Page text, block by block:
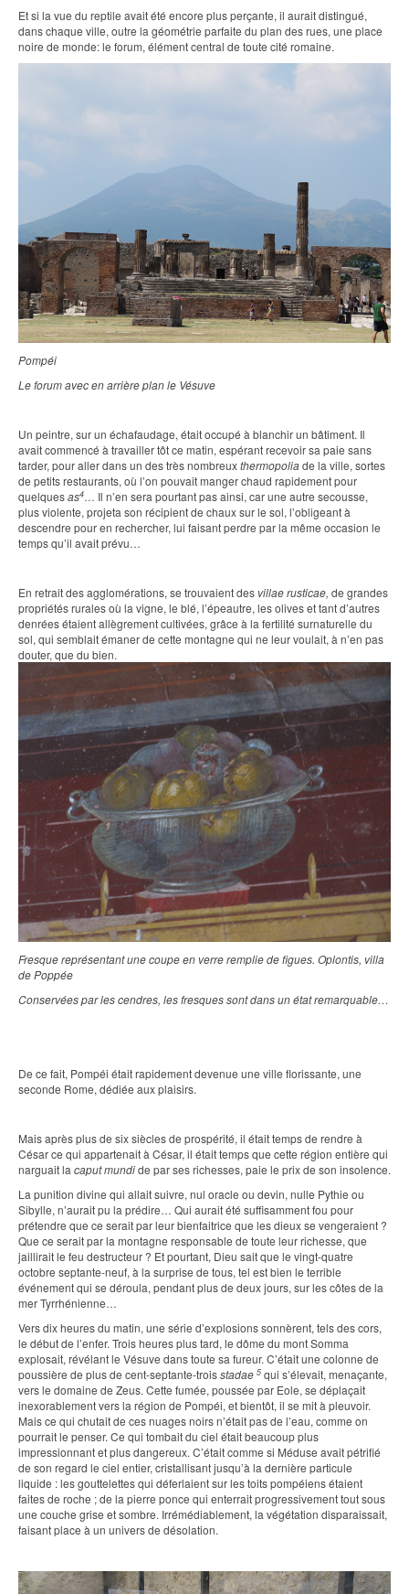
Et si la vue du reptile avait été encore plus perçante, il aurait distingué,
dans chaque ville, outre la géométrie parfaite du plan des rues, une place
noire de monde: le forum, élément central de toute cité romaine.
Pompéi
Le forum avec en arrière plan le Vésuve
Un peintre, sur un échafaudage, était occupé à blanchir un bâtiment. Il
avait commencé à travailler tôt ce matin, espérant recevoir sa paie sans
tarder, pour aller dans un des très nombreuxthermopoliade la ville, sortes
de petits restaurants, où l’on pouvait manger chaud rapidement pour
quelquesas4… Il n’en sera pourtant pas ainsi, car une autre secousse,
plus violente, projeta son récipient de chaux sur le sol, l’obligeant à
descendre pour en rechercher, lui faisant perdre par la même occasion le
temps qu’il avait prévu…
En retrait des agglomérations, se trouvaient des villae rusticae, de grandes
propriétés rurales où la vigne, le blé, l’épeautre, les olives et tant d’autres
denrées étaient allègrement cultivées, grâce à la fertilité surnaturelle du
sol, qui semblait émaner de cette montagne qui ne leur voulait, à n’en pas
douter, que du bien.
Fresque représentant une coupe en verre remplie de figues. Oplontis, villa
de Poppée
Conservées par les cendres, les fresques sont dans un état remarquable…
De ce fait, Pompéi était rapidement devenue une ville florissante, une
seconde Rome, dédiée aux plaisirs.
Mais après plus de six siècles de prospérité, il était temps de rendre à
César ce qui appartenait à César, il était temps que cette région entière qui
narguait la caput mundide par ses richesses, paie le prix de son insolence.
La punition divine qui allait suivre, nul oracle ou devin, nulle Pythie ou
Sibylle, n’aurait pu la prédire… Qui aurait été suffisamment fou pour
prétendre que ce serait par leur bienfaitrice que les dieux se vengeraient ?
Que ce serait par la montagne responsable de toute leur richesse, que
jaillirait le feu destructeur ? Et pourtant, Dieu sait que le vingt-quatre
octobre septante-neuf, à la surprise de tous, tel est bien le terrible
événement qui se déroula, pendant plus de deux jours, sur les côtes de la
mer Tyrrhénienne…
Vers dix heures du matin, une série d’explosions sonnèrent, tels des cors,
le début de l’enfer. Trois heures plus tard, le dôme du mont Somma
explosait, révélant le Vésuve dans toute sa fureur. C’était une colonne de
poussière de plus de cent-septante-troisstadae 5 qui s’élevait, menaçante,
vers le domaine de Zeus. Cette fumée, poussée par Eole, se déplaçait
inexorablement vers la région de Pompéi, et bientôt, il se mit à pleuvoir.
Mais ce qui chutait de ces nuages noirs n’était pas de l’eau, comme on
pourrait le penser. Ce qui tombait du ciel était beaucoup plus
impressionnant et plus dangereux. C’était comme si Méduse avait pétrifié
de son regard le ciel entier, cristallisant jusqu’à la dernière particule
liquide : les gouttelettes qui déferlaient sur les toits pompéiens étaient
faites de roche ; de la pierre ponce qui enterrait progressivement tout sous
une couche grise et sombre. Irrémédiablement, la végétation disparaissait,
faisant place à un univers de désolation.